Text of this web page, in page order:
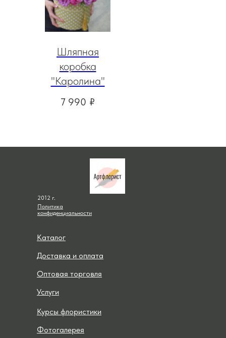
Шляпная
коробка
"Каролина"
7 990 ₽
Курсы флористики
Фотогалерея
Каталог
Доставка и оплата
Оптовая торговля
Услуги
2012 г.
Политика
конфиденциальности